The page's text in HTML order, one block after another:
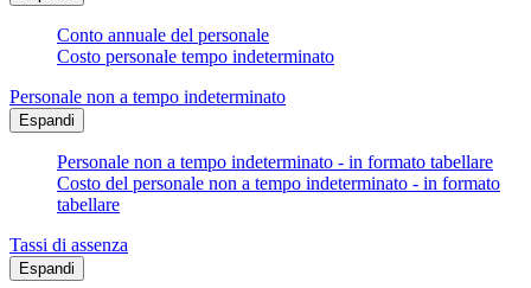
Conto annuale del personale
Costo personale tempo indeterminato
Personale non a tempo indeterminato
Espandi
Personale non a tempo indeterminato - in formato tabellare
Costo del personale non a tempo indeterminato - in formato
tabellare
Tassi di assenza
Espandi